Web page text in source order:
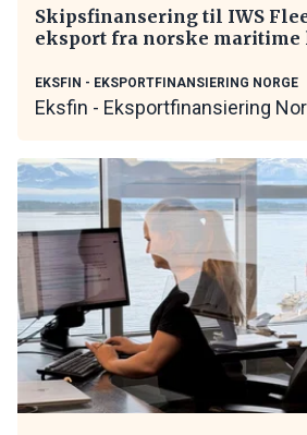
Skipsfinansering til IWS
eksport fra norske maritime
EKSFIN - EKSPORTFINANSIERING NORGE
Eksfin - Eksportfinansiering